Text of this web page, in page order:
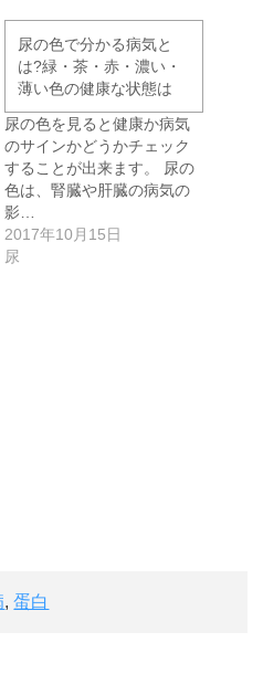
尿の色で分かる病気と
は?緑・茶・赤・濃い・
薄い色の健康な状態は
尿の色を見ると健康か病気
のサインかどうかチェック
することが出来ます。 尿の
色は、腎臓や肝臓の病気の
影…
2017年10月15日
尿
,蛋白